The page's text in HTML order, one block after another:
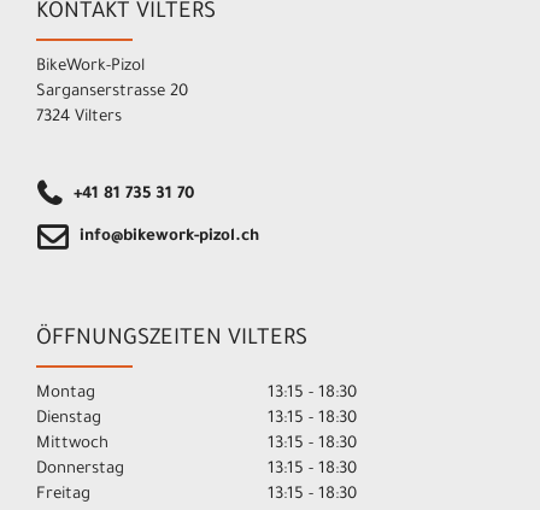
KONTAKT VILTERS
BikeWork-Pizol
Sarganserstrasse 20
7324 Vilters
+41 81 735 31 70
info@bikework-pizol.ch
ÖFFNUNGSZEITEN VILTERS
Montag
13:15 - 18:30
Dienstag
13:15 - 18:30
Mittwoch
13:15 - 18:30
Donnerstag
13:15 - 18:30
Freitag
13:15 - 18:30